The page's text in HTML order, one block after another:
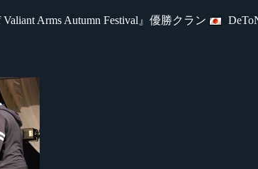
Arms Autumn Festival』優勝クラン